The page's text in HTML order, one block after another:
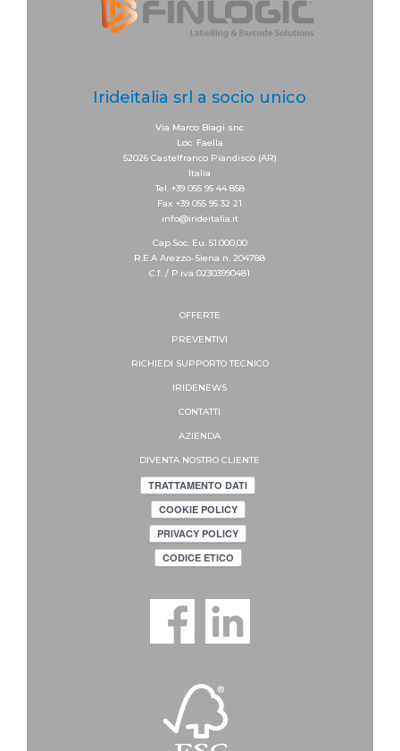
Irideitalia srl a socio unico
Via Marco Biagi snc
Loc. Faella
52026 Castelfranco Piandiscò (AR)
Italia
Tel. +39 055 95 44 858
Fax +39 055 95 32 21
info@irideitalia.it
Cap.Soc. Eu. 51.000,00
R.E.A Arezzo-Siena n. 204788
C.f. / P.iva 02303990481
OFFERTE
PREVENTIVI
RICHIEDI SUPPORTOTECNICO
IRIDENEWS
CONTATTI
AZIENDA
DIVENTA NOSTRO CLIENTE